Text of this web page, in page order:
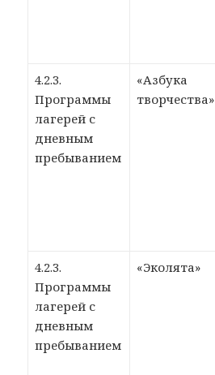
4.2.3.
Программы
лагерей с
дневным
пребыванием
«Азбука
творчества»
4.2.3.
Программы
лагерей с
дневным
пребыванием
«Эколята»